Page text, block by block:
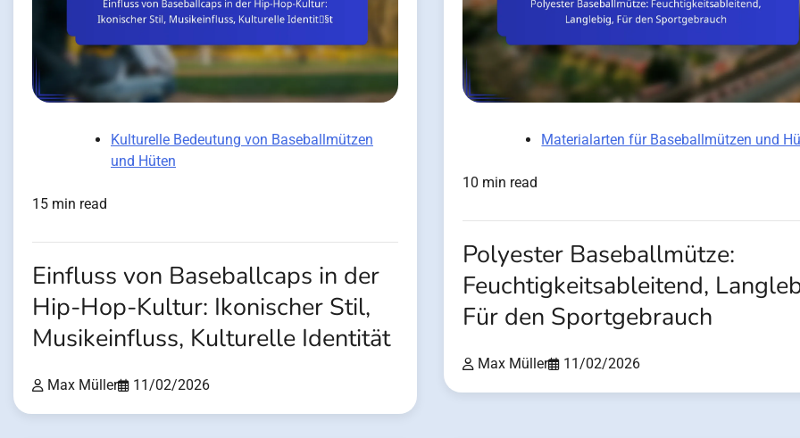
Kulturelle Bedeutung von Baseballmützen
und Hüten
15 min read
Einfluss von Baseballcaps in der
Hip-Hop-Kultur: Ikonischer Stil,
Musikeinfluss, Kulturelle Identität
Max Müller 11/02/2026
Materialarten für Baseballmützen und
10 min read
Polyester Baseballmütze:
Feuchtigkeitsableitend,
Für den Sportgebrauch
Max Müller 11/02/2026